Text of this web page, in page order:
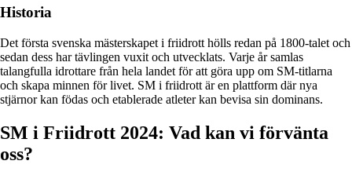
Historia
Det första svenska mästerskapet i friidrott hölls redan på 1800-talet och
sedan dess har tävlingen vuxit och utvecklats. Varje år samlas
talangfulla idrottare från hela landet för att göra upp om SM-titlarna
och skapa minnen för livet. SM i friidrott är en plattform där nya
stjärnor kan födas och etablerade atleter kan bevisa sin dominans.
SM i Friidrott 2024: Vad kan vi förvänta
oss?